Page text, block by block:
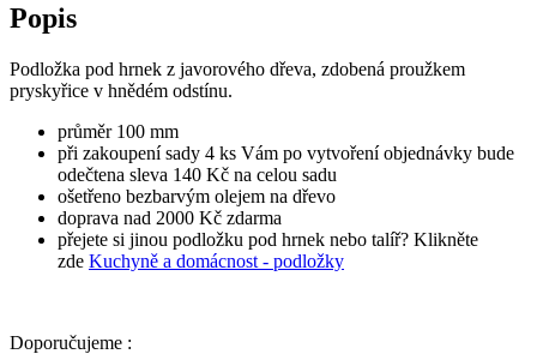
Popis
Podložka pod hrnek z javorového dřeva, zdobená proužkem
pryskyřice v hnědém odstínu.
průměr 100 mm
při zakoupení sady 4 ks Vám po vytvoření objednávky bude
odečtena sleva 140 Kč na celou sadu
ošetřeno bezbarvým olejem na dřevo
doprava nad 2000 Kč zdarma
přejete si jinou podložku pod hrnek nebo talíř? Klikněte
zde Kuchyně a domácnost - podložky
Doporučujeme :